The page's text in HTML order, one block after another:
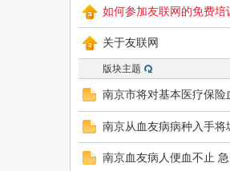
如何参加友联网的免费培
关于友联网
版块主题
南京市将对基本医疗保险
南京从血友病病种入手
南京血友病人便血不止